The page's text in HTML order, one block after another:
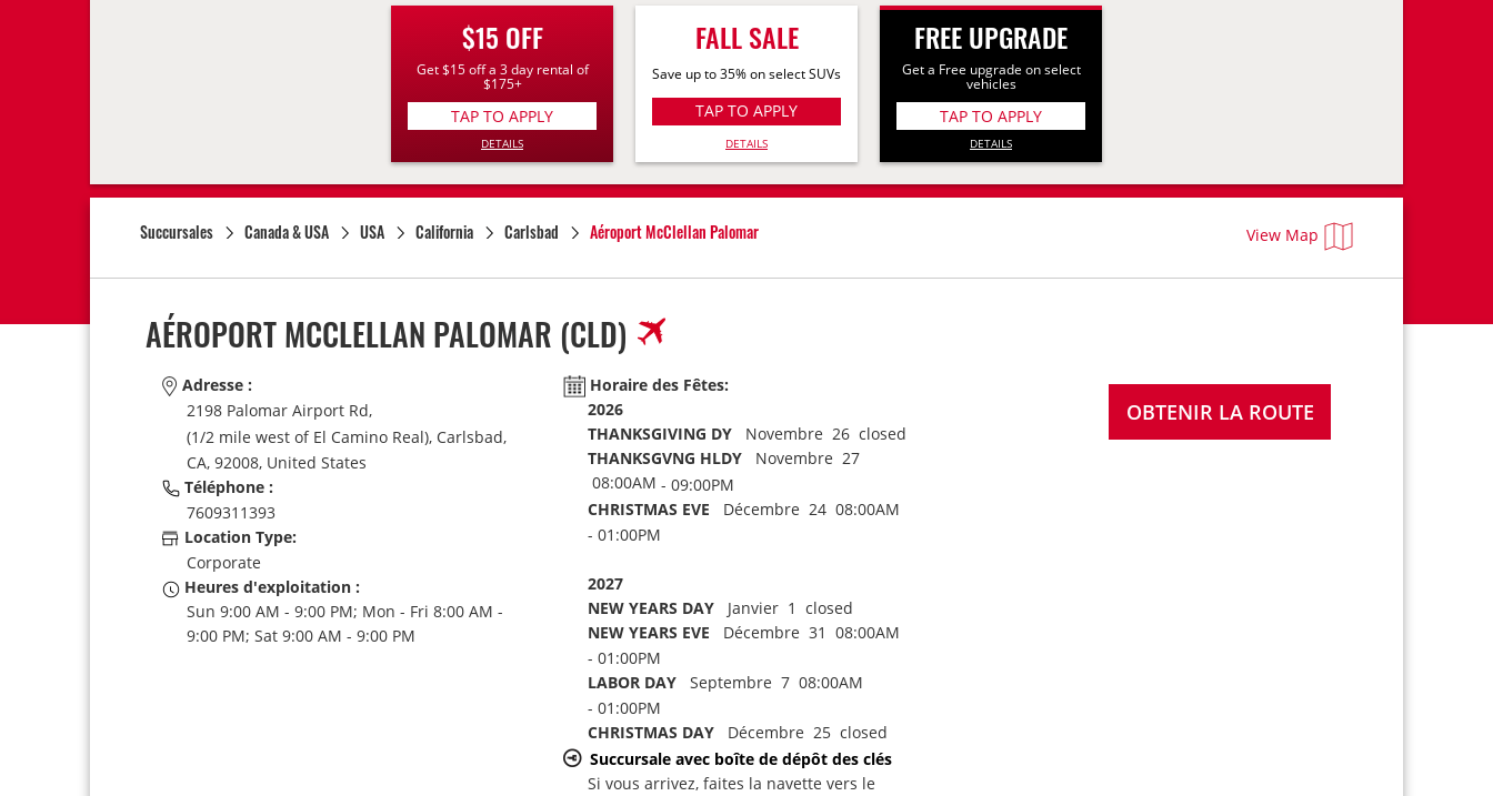
$15 OFF
Get $15 off a 3 day rental of
$175+
TAP TO APPLY
DETAILS
FALL SALE
Save up to 35% on select SUVs
TAP TO APPLY
DETAILS
FREE UPGRADE
Get a Free upgrade on select
vehicles
TAP TO APPLY
DETAILS
Succursales Canada & USA USA California Carlsbad Aéroport McClellan Palomar View Map
AÉROPORT MCCLELLAN PALOMAR (CLD)
Adresse :
2198 Palomar Airport Rd,
(1/2 mile west of El Camino Real), Carlsbad,
CA, 92008, United States
Téléphone :
7609311393
Location Type:
Corporate
Heures d'exploitation :
Sun 9:00 AM - 9:00 PM; Mon - Fri 8:00 AM -
9:00 PM; Sat 9:00 AM - 9:00 PM
Horaire des Fêtes:
2026
THANKSGIVING DYNovembre 26 closed
THANKSGVNG HLDYNovembre 27
08:00AM - 09:00PM
CHRISTMAS EVE Décembre 24 08:00AM
- 01:00PM
2027
NEW YEARS DAYJanvier 1 closed
NEW YEARS EVE Décembre 31 08:00AM
- 01:00PM
LABOR DAYSeptembre 7 08:00AM
- 01:00PM
CHRISTMAS DAYDécembre 25 closed
Succursale avec boîte de dépôt des clés
Si vous arrivez, faites la navette vers le
OBTENIR LA ROUTE